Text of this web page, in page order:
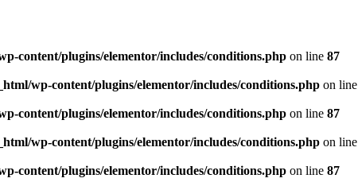
content/plugins/elementor/includes/conditions.php on line 87
wp-content/plugins/elementor/includes/conditions.php on line
content/plugins/elementor/includes/conditions.php on line 87
wp-content/plugins/elementor/includes/conditions.php on line
content/plugins/elementor/includes/conditions.php on line 87